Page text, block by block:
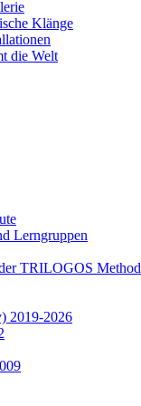
Klänge
die Welt
Lerngruppen
TRILOGOS
2019-2026